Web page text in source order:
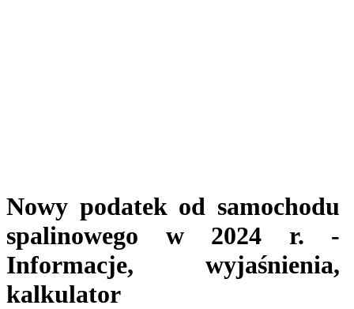
Nowy podatek od samochodu
spalinowego w 2024 r. -
Informacje, wyjaśnienia,
kalkulator